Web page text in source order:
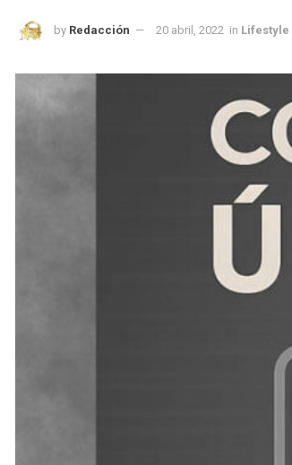
by Redacción 20 abril, 2022 in Lifestyle